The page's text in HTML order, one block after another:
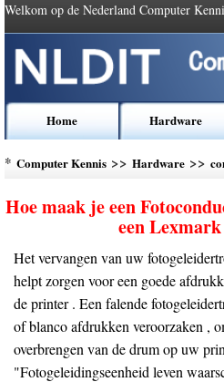
Welkom op de Nederland Computer
Home Hardware
* Computer Kennis >> Hardware >>
Hoe maak je een
een
Het vervangen van uw
helpt zorgen voor een goede
de printer . Een falende
of blanco afdrukken veroorzaken ,
overbrengen van de drum op uw
"Fotogeleidingseenheid leven